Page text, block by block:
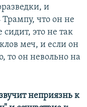
и
что он не
это не так
меч, и если он
то он невольно на
неприязнь к